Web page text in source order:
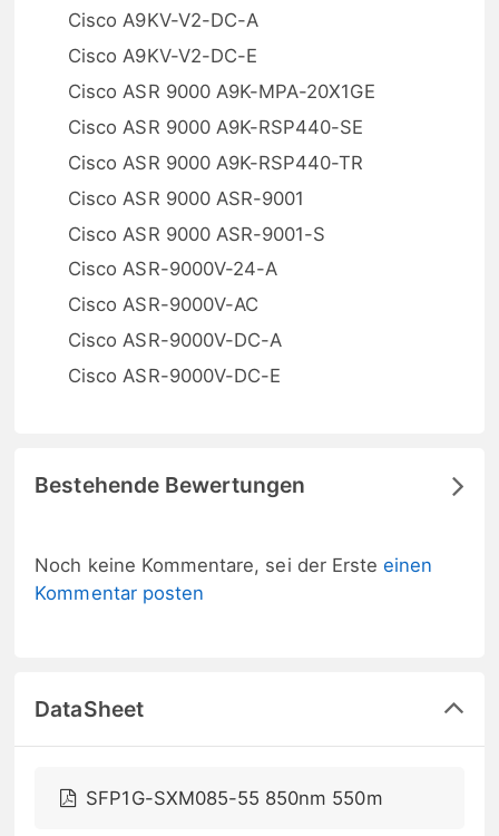
Cisco A9KV-V2-DC-A
Cisco A9KV-V2-DC-E
Cisco ASR 9000 A9K-MPA-20X1GE
Cisco ASR 9000 A9K-RSP440-SE
Cisco ASR 9000 A9K-RSP440-TR
Cisco ASR 9000 ASR-9001
Cisco ASR 9000 ASR-9001-S
Cisco ASR-9000V-24-A
Cisco ASR-9000V-AC
Cisco ASR-9000V-DC-A
Cisco ASR-9000V-DC-E
Bestehende Bewertungen
Noch keine Kommentare, sei der Ersteeinen
Kommentar posten
DataSheet
SFP1G-SXM085-55 850nm 550m